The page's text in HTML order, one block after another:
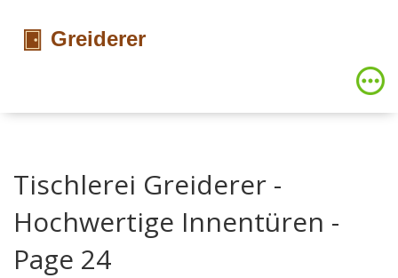
Tischlerei Greiderer -
Hochwertige Innentüren -
Page 24